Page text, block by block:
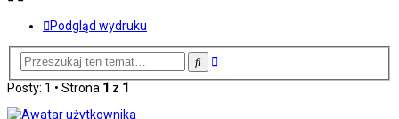
Podgląd wydruku
SzukajWyszukiwanie
Posty: 1 • Strona 1 z 1